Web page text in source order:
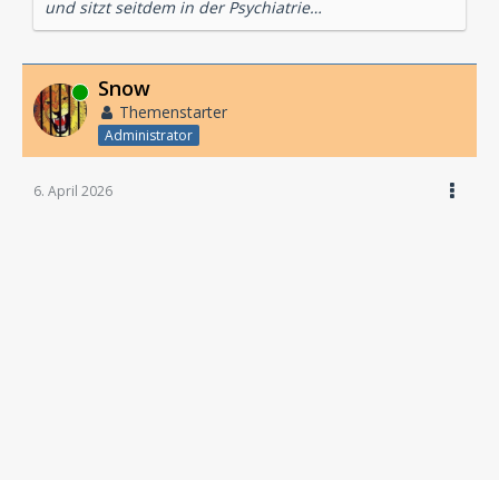
und sitzt seitdem in der Psychiatrie…
Online Snow
Themenstarter
Administrator
6. April 2026